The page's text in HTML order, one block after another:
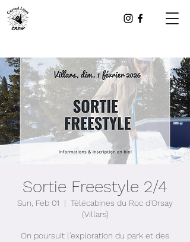
Sortie Freestyle 2/4
Sun, Feb 01
  |
Télécabines du Roc d'Orsay
(Villars)
On poursuit l'exploration du park et des